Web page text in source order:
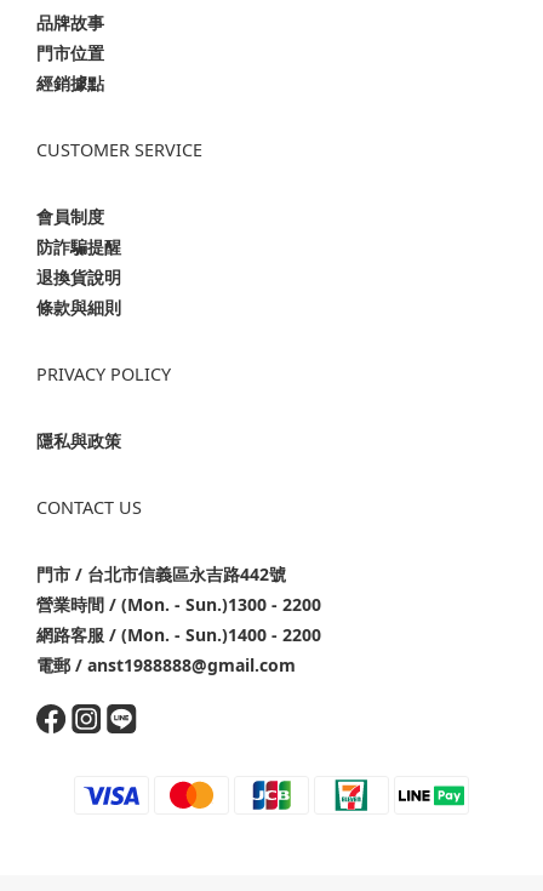
品牌故事
門市位置
經銷據點
CUSTOMER SERVICE
會員制度
防詐騙提醒
退換貨說明
條款與細則
PRIVACY POLICY
隱私與政策
CONTACT US
門市 / 台北市信義區永吉路442號
營業時間 / (Mon. - Sun.)1300 - 2200
網路客服 / (Mon. - Sun.)1400 - 2200
電郵 / anst1988888@gmail.com